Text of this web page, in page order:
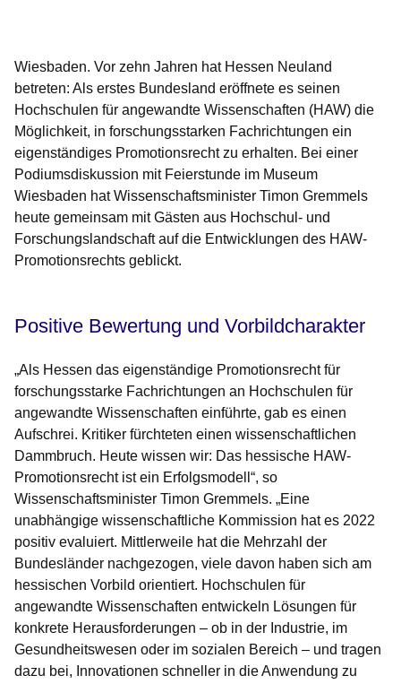
Wiesbaden. Vor zehn Jahren hat Hessen Neuland
betreten: Als erstes Bundesland eröffnete es seinen
Hochschulen für angewandte Wissenschaften (HAW) die
Möglichkeit, in forschungsstarken Fachrichtungen ein
eigenständiges Promotionsrecht zu erhalten. Bei einer
Podiumsdiskussion mit Feierstunde im Museum
Wiesbaden hat Wissenschaftsminister Timon Gremmels
heute gemeinsam mit Gästen aus Hochschul- und
Forschungslandschaft auf die Entwicklungen des HAW-
Promotionsrechts geblickt.
Positive Bewertung und Vorbildcharakter
„Als Hessen das eigenständige Promotionsrecht für
forschungsstarke Fachrichtungen an Hochschulen für
angewandte Wissenschaften einführte, gab es einen
Aufschrei. Kritiker fürchteten einen wissenschaftlichen
Dammbruch. Heute wissen wir: Das hessische HAW-
Promotionsrecht ist ein Erfolgsmodell“, so
Wissenschaftsminister Timon Gremmels. „Eine
unabhängige wissenschaftliche Kommission hat es 2022
positiv evaluiert. Mittlerweile hat die Mehrzahl der
Bundesländer nachgezogen, viele davon haben sich am
hessischen Vorbild orientiert. Hochschulen für
angewandte Wissenschaften entwickeln Lösungen für
konkrete Herausforderungen – ob in der Industrie, im
Gesundheitswesen oder im sozialen Bereich – und tragen
dazu bei, Innovationen schneller in die Anwendung zu